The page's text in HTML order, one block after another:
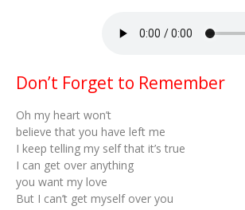
Don’t Forget to Remember
Oh my heart won’t
believe that you have left me
I keep telling my self that it’s true
I can get over anything
you want my love
But I can’t get myself over you